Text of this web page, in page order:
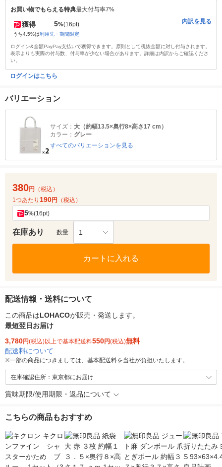
お買い物でもらえる特典最大付与率7%
獲得 5%(16pt)
うち4.5%は利用先・期間限定
内訳を見る
ログイン&全額PayPay支払いで獲得できます。原則として税抜金額に対し付与されます。
表示よりも実際の付与数、付与率が少ない場合があります。詳細は内訳からご確認くださ
い。
ログインはこちら
バリエーション
サイズ： 大（約幅13.5×奥行8×高さ17 cm）
カラー： グレー
すべてのバリエーションを見る
380円
（税込）
1つあたり 190円 （税込）
5%(16pt)
在庫あり 数量 1
カートに入れる
配送情報・送料について
この商品はLOHACOが販売・発送します。
最短翌日お届け
3,780円(税込)以上で基本配送料550円(税込)無料
配送料について
※一部の商品につきましては、基本配送料を当社が負担いたします。
在庫確認住所：東京都にお届け
賞味期限/使用期限・返品について
こちらの商品もおすすめ